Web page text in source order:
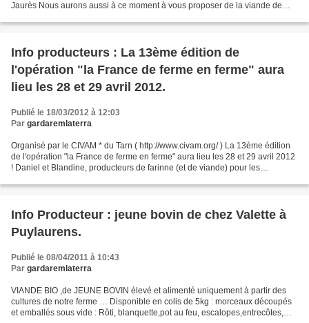
Jaurès Nous aurons aussi à ce moment à vous proposer de la viande de
Info producteurs : La 13ème édition de
l'opération "la France de ferme en ferme" aura
lieu les 28 et 29 avril 2012.
Publié le 18/03/2012 à 12:03
Par gardaremlaterra
Organisé par le CIVAM * du Tarn ( http://www.civam.org/ ) La 13ème édition
de l'opération "la France de ferme en ferme" aura lieu les 28 et 29 avril 2012
! Daniel et Blandine, producteurs de farinne (et de viande) pour les
Info Producteur : jeune bovin de chez Valette à
Puylaurens.
Publié le 08/04/2011 à 10:43
Par gardaremlaterra
VIANDE BIO ,de JEUNE BOVIN élevé et alimenté uniquement à partir des
cultures de notre ferme … Disponible en colis de 5kg : morceaux découpés
et emballés sous vide : Rôti, blanquette,pot au feu, escalopes,entrecôtes,